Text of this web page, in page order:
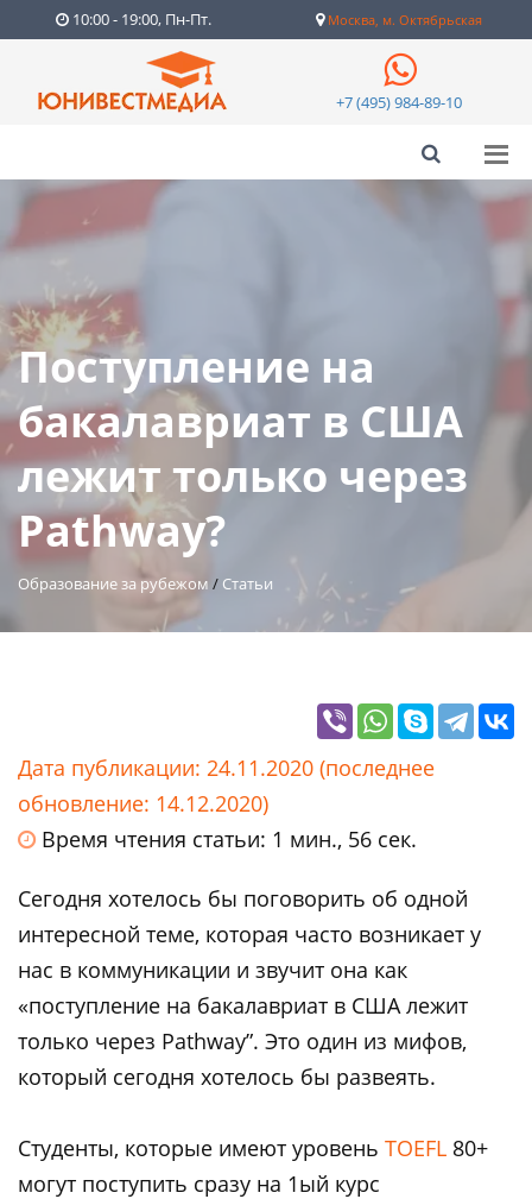
10:00 - 19:00, Пн-Пт. Москва, м. Октябрьская
+7 (495) 984-89-10
Поступление на
бакалавриат в США
лежит только через
Pathway?
Образование за рубежом / Статьи
Дата публикации: 24.11.2020 (последнее
обновление: 14.12.2020)
Время чтения статьи: 1 мин., 56 сек.
Сегодня хотелось бы поговорить об одной
интересной теме, которая часто возникает у
нас в коммуникации и звучит она как
«поступление на бакалавриат в США лежит
только через Pathway”. Это один из мифов,
который сегодня хотелось бы развеять.
Студенты, которые имеют уровень TOEFL 80+
могут поступить сразу на 1ый курс